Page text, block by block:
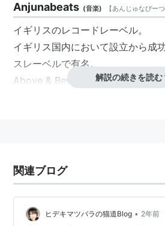
Anjunabeats (音楽) 【あんじゅなびーつ
イギリスのレコードレーベル。
イギリス国内において設立から成
スレーベルで有名。
Above & Beyond(OceanLabなど
解説の続きを読む
関連ブログ
ヒデキマツバラの猫道Blog • 2年前